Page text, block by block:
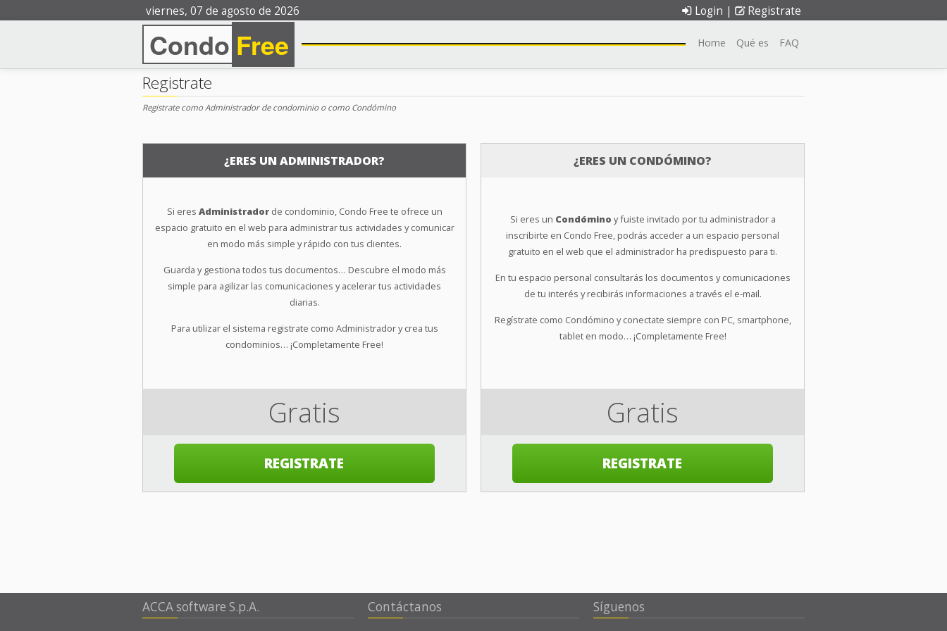
viernes, 07 de agosto de 2026 Login | Registrate
Condo Free Home Qué es FAQ
Registrate
Registrate como Administrador de condominio o como Condómino
¿ERES UN ADMINISTRADOR?
Si eres Administradorde condominio, Condo Free te ofrece un
espacio gratuito en el web para administrar tus actividades y comunicar
en modo más simple y rápido con tus clientes.
Guarda y gestiona todos tus documentos… Descubre el modo más
simple para agilizar las comunicaciones y acelerar tus actividades
diarias.
Para utilizar el sistema registrate como Administrador y crea tus
condominios… ¡Completamente Free!
Gratis
REGISTRATE
¿ERES UN CONDÓMINO?
Si eres un Condómino y fuiste invitado por tu administrador a
inscribirte en Condo Free, podrás acceder a un espacio personal
gratuito en el web que el administrador ha predispuesto para ti.
En tu espacio personal consultarás los documentos y comunicaciones
de tu interés y recibirás informaciones a través el e-mail.
Regístrate como Condómino y conectate siempre con PC, smartphone,
tablet en modo… ¡Completamente Free!
Gratis
REGISTRATE
ACCA software S.p.A. Contáctanos Síguenos